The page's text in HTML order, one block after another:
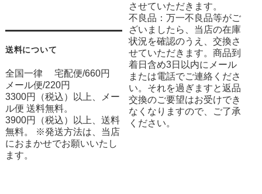
送料について
全国一律 宅配便/660円
メール便/220円
3300円（税込）以上、メー
ル便 送料無料。
3900円（税込）以上、送料
無料。 ※発送方法は、当店
におまかせでお願いいたし
ます。
させていただきます。
不良品：万一不良品等がご
ざいましたら、当店の在庫
状況を確認のうえ、交換さ
せていただきます。商品到
着日含め3日以内にメール
または電話でご連絡くださ
い。それを過ぎますと返品
交換のご要望はお受けでき
なくなりますので、ご了承
ください。